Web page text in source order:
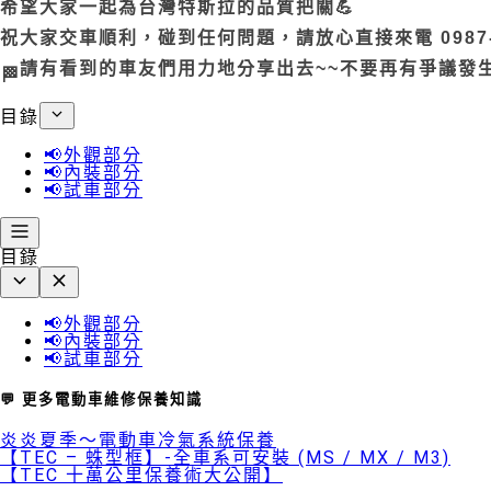
希望大家一起為台灣特斯拉的品質把關💪
祝大家交車順利，碰到任何問題，請放心直接來電
🏁請有看到的車友們用力地分享出去~~不要再有爭議發
目錄
📢外觀部分
📢內裝部分
📢試車部分
目錄
📢外觀部分
📢內裝部分
📢試車部分
💬 更多電動車維修保養知識
炎炎夏季～電動車冷氣系統保養
【TEC – 蛛型框】-全車系可安裝 (MS / MX / M3)
【TEC 十萬公里保養術大公開】